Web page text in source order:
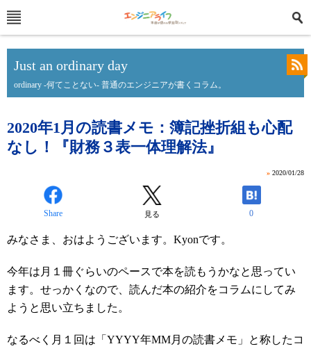
Just an ordinary day
ordinary -何てことない- 普通のエンジニアが書くコラム。
2020年1月の読書メモ：簿記挫折組も心配
なし！『財務３表一体理解法』
» 2020/01/28
Share 見る 0
みなさま、おはようございます。Kyonです。
今年は月１冊ぐらいのペースで本を読もうかなと思ってい
ます。せっかくなので、読んだ本の紹介をコラムにしてみ
ようと思い立ちました。
なるべく月１回は「YYYY年MM月の読書メモ」と称したコ